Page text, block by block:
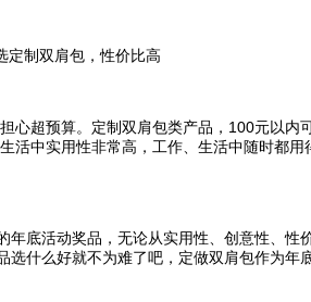
制双肩包，性价比高
超预算。定制双肩包类产品，100元以内
活中实用性非常高，工作、生活中随时都
活动奖品，无论从实用性、创意性、性
选什么好就不为难了吧，定做双肩包作为年